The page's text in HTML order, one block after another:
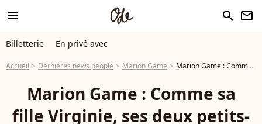
menu search newsletter
Billetterie En privé avec
Accueil Dernières news people Marion Game Marion Game : Comme sa fille Virginie, ses deux petits-fils Aurélien et Arthur se sont dirigés vers un métier de l'ombre...
Marion Game : Comme sa
fille Virginie, ses deux petits-